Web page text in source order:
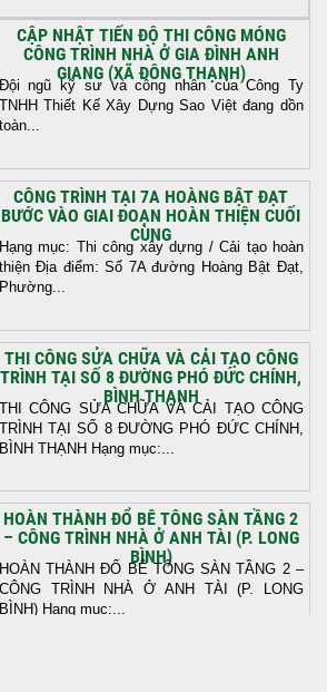
CẬP NHẬT TIẾN ĐỘ THI CÔNG MÓNG
CÔNG TRÌNH NHÀ Ở GIA ĐÌNH ANH
GIANG (XÃ ĐÔNG THẠNH)
Đội ngũ kỹ sư và công nhân của Công Ty
TNHH Thiết Kế Xây Dựng Sao Việt đang dồn
toàn...
CÔNG TRÌNH TẠI 7A HOÀNG BẬT ĐẠT
BƯỚC VÀO GIAI ĐOẠN HOÀN THIỆN CUỐI
CÙNG
Hạng mục: Thi công xây dựng / Cải tạo hoàn
thiện Địa điểm: Số 7A đường Hoàng Bật Đạt,
Phường...
THI CÔNG SỬA CHỮA VÀ CẢI TẠO CÔNG
TRÌNH TẠI SỐ 8 ĐƯỜNG PHÓ ĐỨC CHÍNH,
BÌNH THẠNH
THI CÔNG SỬA CHỮA VÀ CẢI TẠO CÔNG
TRÌNH TẠI SỐ 8 ĐƯỜNG PHÓ ĐỨC CHÍNH,
BÌNH THẠNH Hạng mục:...
HOÀN THÀNH ĐỔ BÊ TÔNG SÀN TẦNG 2
– CÔNG TRÌNH NHÀ Ở ANH TÀI (P. LONG
BÌNH)
HOÀN THÀNH ĐỔ BÊ TÔNG SÀN TẦNG 2 –
CÔNG TRÌNH NHÀ Ở ANH TÀI (P. LONG
BÌNH) Hạng mục:...